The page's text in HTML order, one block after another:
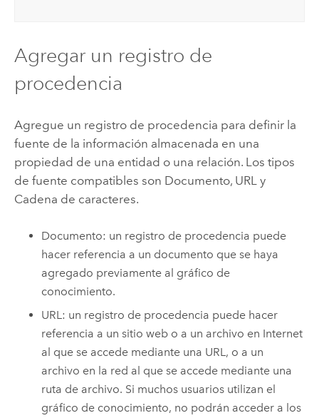
Agregar un registro de
procedencia
Agregue un registro de procedencia para definir la
fuente de la información almacenada en una
propiedad de una entidad o una relación. Los tipos
de fuente compatibles son Documento, URL y
Cadena de caracteres.
Documento: un registro de procedencia puede
hacer referencia a un documento que se haya
agregado previamente al gráfico de
conocimiento.
URL: un registro de procedencia puede hacer
referencia a un sitio web o a un archivo en Internet
al que se accede mediante una URL, o a un
archivo en la red al que se accede mediante una
ruta de archivo. Si muchos usuarios utilizan el
gráfico de conocimiento, no podrán acceder a los